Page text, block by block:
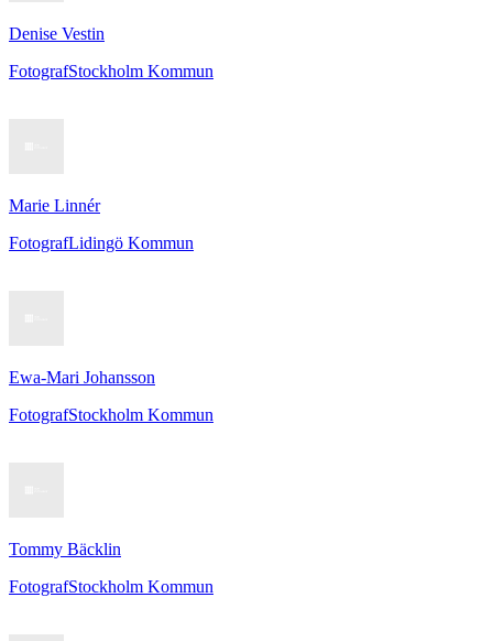
Denise Vestin
FotografStockholm Kommun
Marie Linnér
FotografLidingö Kommun
Ewa-Mari Johansson
FotografStockholm Kommun
Tommy Bäcklin
FotografStockholm Kommun